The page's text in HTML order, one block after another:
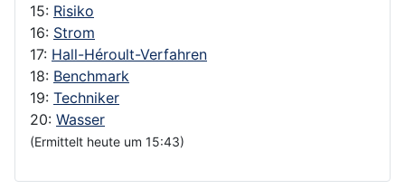
15: Risiko
16: Strom
17: Hall-Héroult-Verfahren
18: Benchmark
19: Techniker
20: Wasser
(Ermittelt heute um 15:43)